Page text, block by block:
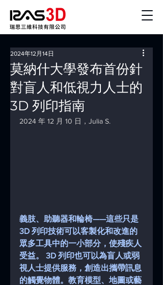
莫納什大學發布首份針
對盲人和低視力人士的
3D 列印指南
2024年12月14日
2024 年 12 月 10 日，Julia S.
義肢、助聽器和輪椅——這些只是
3D 列印技術可以客製化和改進的
眾多工具中的一小部分，使殘疾人
受益。 3D 列印也可以為盲人或弱
視人士提供服務，創造出攜帶訊息
的觸覺物體。教育模型、地圖或藝